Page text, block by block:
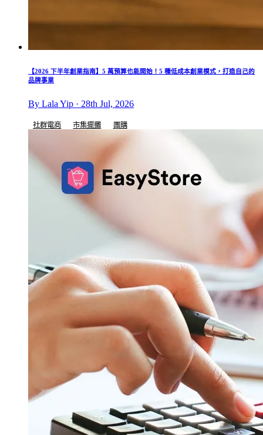
【2026 下半年創業指南】5 萬預算也能開始！5 種低成本創業模式，打造自己的
品牌事業
By Lala Yip · 28th Jul, 2026
社群電商 市集擺攤 團購